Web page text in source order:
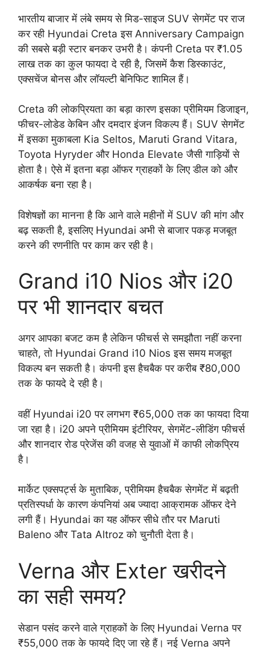
भारतीय बाजार में लंबे समय से मिड-साइज SUV सेगमेंट पर राज
कर रही Hyundai Creta इस Anniversary Campaign
की सबसे बड़ी स्टार बनकर उभरी है। कंपनी Creta पर ₹1.05
लाख तक का कुल फायदा दे रही है, जिसमें कैश डिस्काउंट,
एक्सचेंज बोनस और लॉयल्टी बेनिफिट शामिल हैं।
Creta की लोकप्रियता का बड़ा कारण इसका प्रीमियम डिजाइन,
फीचर-लोडेड केबिन और दमदार इंजन विकल्प हैं। SUV सेगमेंट
में इसका मुकाबला Kia Seltos, Maruti Grand Vitara,
Toyota Hyryder और Honda Elevate जैसी गाड़ियों से
होता है। ऐसे में इतना बड़ा ऑफर ग्राहकों के लिए डील को और
आकर्षक बना रहा है।
विशेषज्ञों का मानना है कि आने वाले महीनों में SUV की मांग और
बढ़ सकती है, इसलिए Hyundai अभी से बाजार पकड़ मजबूत
करने की रणनीति पर काम कर रही है।
Grand i10 Nios और i20
पर भी शानदार बचत
अगर आपका बजट कम है लेकिन फीचर्स से समझौता नहीं करना
चाहते, तो Hyundai Grand i10 Nios इस समय मजबूत
विकल्प बन सकती है। कंपनी इस हैचबैक पर करीब ₹80,000
तक के फायदे दे रही है।
वहीं Hyundai i20 पर लगभग ₹65,000 तक का फायदा दिया
जा रहा है। i20 अपने प्रीमियम इंटीरियर, सेगमेंट-लीडिंग फीचर्स
और शानदार रोड प्रेजेंस की वजह से युवाओं में काफी लोकप्रिय
है।
मार्केट एक्सपर्ट्स के मुताबिक, प्रीमियम हैचबैक सेगमेंट में बढ़ती
प्रतिस्पर्धा के कारण कंपनियां अब ज्यादा आक्रामक ऑफर देने
लगी हैं। Hyundai का यह ऑफर सीधे तौर पर Maruti
Baleno और Tata Altroz को चुनौती देता है।
Verna और Exter खरीदने
का सही समय?
सेडान पसंद करने वाले ग्राहकों के लिए Hyundai Verna पर
₹55,000 तक के फायदे दिए जा रहे हैं। नई Verna अपने